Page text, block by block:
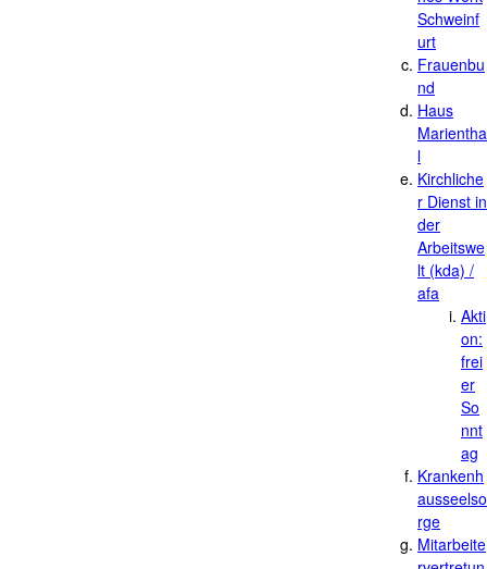
Schweinf
urt
Frauenbu
nd
Haus
Marientha
l
Kirchliche
r Dienst in
der
Arbeitswe
lt (kda) /
afa
Akti
on:
frei
er
So
nnt
ag
Krankenh
ausseelso
rge
Mitarbeite